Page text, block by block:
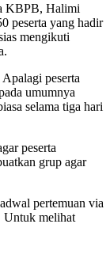
KBPB, Halimi
peserta yang hadir
mengikuti
peserta
umumnya
selama tiga hari
peserta
grup agar
pertemuan via
Untuk melihat